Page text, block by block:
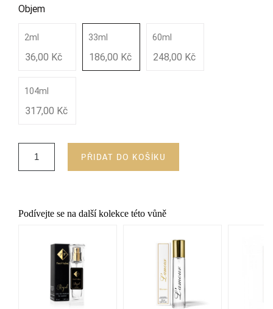
Objem
2ml
36,00 Kč
33ml
186,00 Kč
60ml
248,00 Kč
104ml
317,00 Kč
PŘIDAT DO KOŠÍKU
Podívejte se na další kolekce této vůně